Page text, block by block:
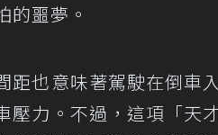
的噩夢。
距也意味著駕駛在倒車
壓力。不過，這項「天